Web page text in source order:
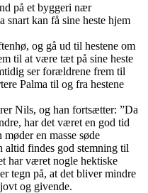
på et byggeri nær
snart kan få sine heste hjem
og gå ud til hestene om
til at være tæt på sine heste
ser forældrene frem til
Palma til og fra hestene
Nils, og han fortsætter: ”Da
har det været en god tid
en masse søde
altid findes god stemning til
har været nogle hektiske
tegn på, at det bliver mindre
og givende.